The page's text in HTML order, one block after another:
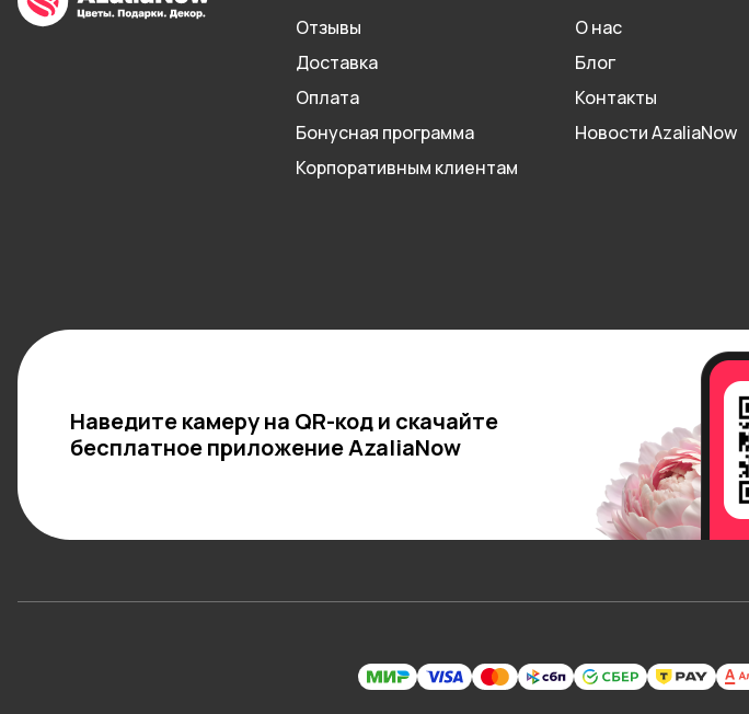
Отзывы
Доставка
Оплата
Бонусная программа
Корпоративным клиентам
О нас
Блог
Контакты
Новости AzaliaNow
Наведите камеру на QR-код и скачайте
бесплатное приложение AzaliaNow